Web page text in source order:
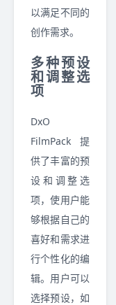
以满足不同的
创作需求。
多种预设
和调整选
项
DxO
FilmPack 提
供了丰富的预
设和调整选
项，使用户能
够根据自己的
喜好和需求进
行个性化的编
辑。用户可以
选择预设，如